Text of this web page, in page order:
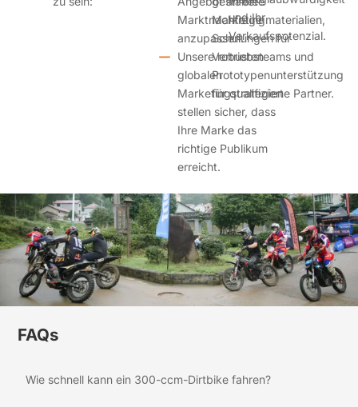
Marktnachfrage
anzupassen.
Unsere robusten
globalen
Marketingstrategien
stellen sicher, dass
Ihre Marke das
richtige Publikum
erreicht.
Marketingmaterialien,
Schulungen für
Vertriebsteams und
Prototypenunterstützung
für qualifizierte Partner.
und Ihr
Verkaufspotenzial.
FAQs
Wie schnell kann ein 300-ccm-Dirtbike fahren?